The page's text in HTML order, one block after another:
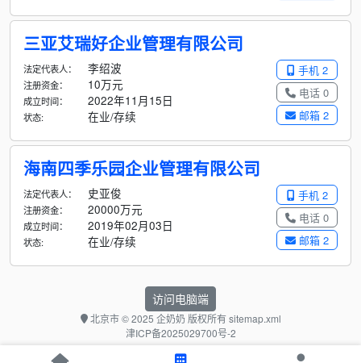
三亚艾瑞好企业管理有限公司
手机 2
电话 0
邮箱 2
法定代表人： 李绍波
注册资金： 10万元
成立时间： 2022年11月15日
状态: 在业/存续
海南四季乐园企业管理有限公司
手机 2
电话 0
邮箱 2
法定代表人： 史亚俊
注册资金： 20000万元
成立时间： 2019年02月03日
状态: 在业/存续
访问电脑端
北京市© 2025 企奶奶 版权所有sitemap.xml
津ICP备2025029700号-2